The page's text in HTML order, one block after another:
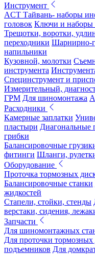
Инструмент
ACT Тайвань- наборы
головок Ключи и наборы
Трещотки, воротки,
переходники Шарнирно-
напильники
Кузовной, молотки
инструмента
Специнструмент и
Измерительный,
ГРМ Для шиномонтажа
Расходники
Камерные заплатки
пластыри Диагональные
грибки
Балансировочные
фитинги Шланги,
Оборудование
Проточка тормозных
Балансировочные станки
жидкостей
Стапели, стойки, стенды
верстаки, сидения,
Запчасти
Для шиномонтажных
Для проточки тормозных
подъемников Для